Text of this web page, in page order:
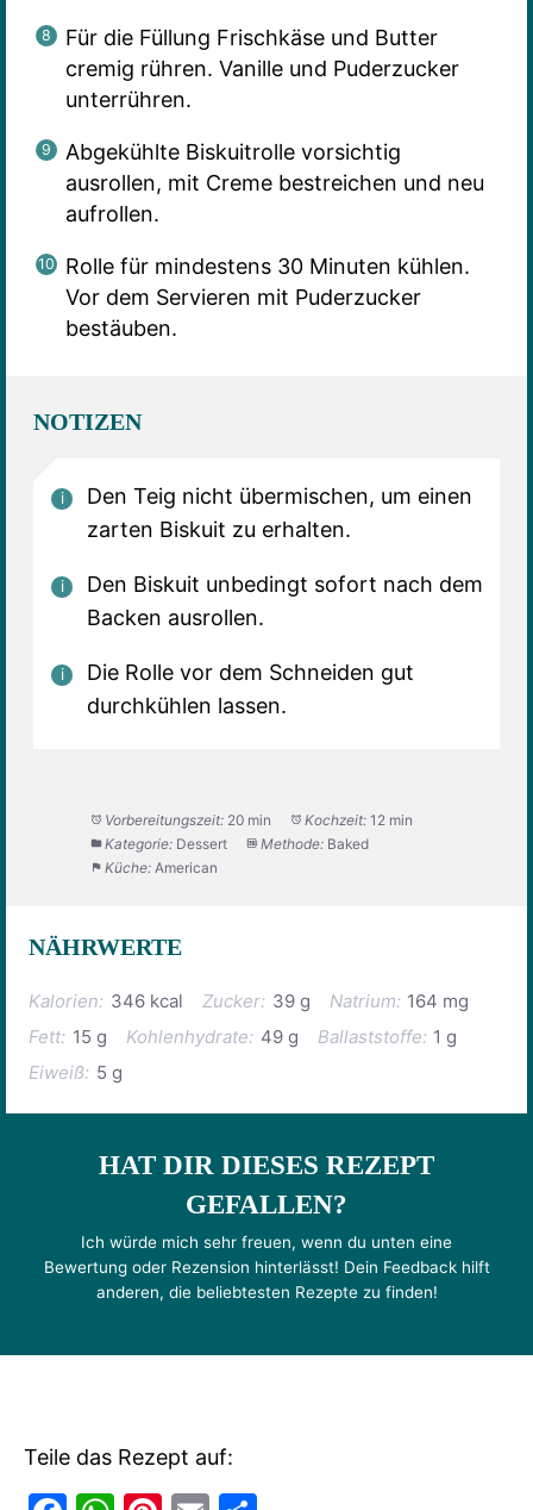
Für die Füllung Frischkäse und Butter
cremig rühren. Vanille und Puderzucker
unterrühren.
Abgekühlte Biskuitrolle vorsichtig
ausrollen, mit Creme bestreichen und neu
aufrollen.
Rolle für mindestens 30 Minuten kühlen.
Vor dem Servieren mit Puderzucker
bestäuben.
NOTIZEN
Den Teig nicht übermischen, um einen
zarten Biskuit zu erhalten.
Den Biskuit unbedingt sofort nach dem
Backen ausrollen.
Die Rolle vor dem Schneiden gut
durchkühlen lassen.
Vorbereitungszeit: 20 min Kochzeit: 12 min
Kategorie: Dessert Methode: Baked
Küche: American
NÄHRWERTE
Kalorien: 346 kcal Zucker: 39 g Natrium: 164 mg
Fett: 15 g Kohlenhydrate: 49 g Ballaststoffe: 1 g
Eiweiß: 5 g
HAT DIR DIESES REZEPT
GEFALLEN?
Ich würde mich sehr freuen, wenn du unten eine
Bewertung oder Rezension hinterlässt! Dein Feedback hilft
anderen, die beliebtesten Rezepte zu finden!
Teile das Rezept auf: